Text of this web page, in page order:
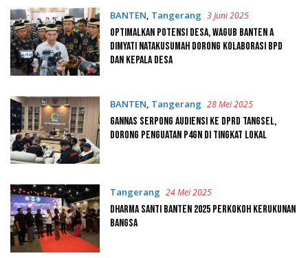
BANTEN, Tangerang 3 Juni 2025
Optimalkan Potensi Desa, Wagub Banten A
Dimyati Natakusumah Dorong Kolaborasi BPD
dan Kepala Desa
BANTEN, Tangerang 28 Mei 2025
GANNAS Serpong Audiensi ke DPRD Tangsel,
Dorong Penguatan P4GN di Tingkat Lokal
Tangerang 24 Mei 2025
Dharma Santi Banten 2025 Perkokoh Kerukunan
Bangsa